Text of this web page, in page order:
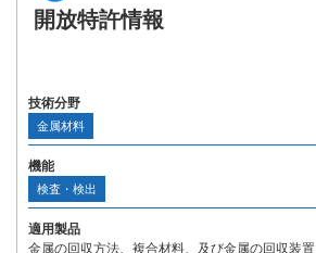
開放特許情報
技術分野
金属材料
機能
検査・検出
適用製品
金属の回収方法、複合材料、及び金属の回収装置